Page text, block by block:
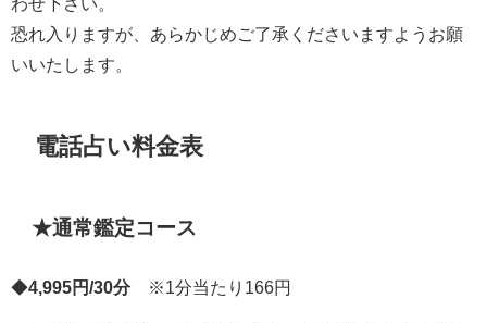
恐れ入りますが、あらかじめご了承くださいますようお願
いいたします。
電話占い料金表
★通常鑑定コース
◆4,995円/30分※1分当たり166円